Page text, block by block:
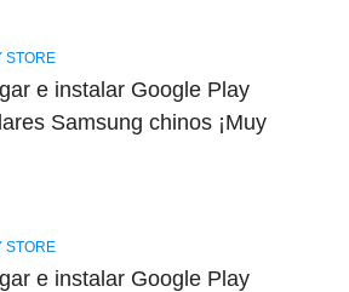
STORE
e instalar Google Play
Samsung chinos ¡Muy
STORE
e instalar Google Play